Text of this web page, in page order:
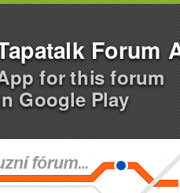
Forum
for this forum
Google Play